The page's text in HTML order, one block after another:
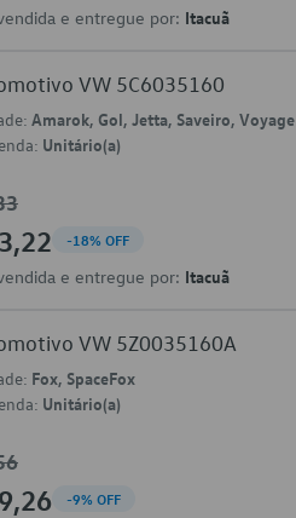
e entregue por: Itacuã
VW 5C6035160
Amarok, Gol, Jetta, Saveiro, Voyage
Unitário(a)
-18% OFF
e entregue por: Itacuã
VW 5Z0035160A
Fox, SpaceFox
Unitário(a)
-9% OFF